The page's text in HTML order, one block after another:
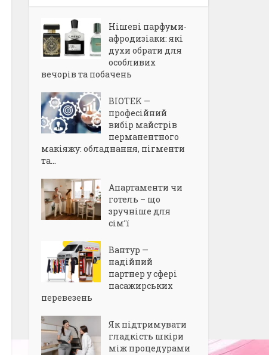
Нішеві парфуми-
афродизіаки: які
духи обрати для
особливих
вечорів та побачень
BIOTEK —
професійний
вибір майстрів
перманентного
макіяжу: обладнання, пігменти
та...
Апартаменти чи
готель – що
зручніше для
сім’ї
Вантур —
надійний
партнер у сфері
пасажирських
перевезень
Як підтримувати
гладкість шкіри
між процедурами